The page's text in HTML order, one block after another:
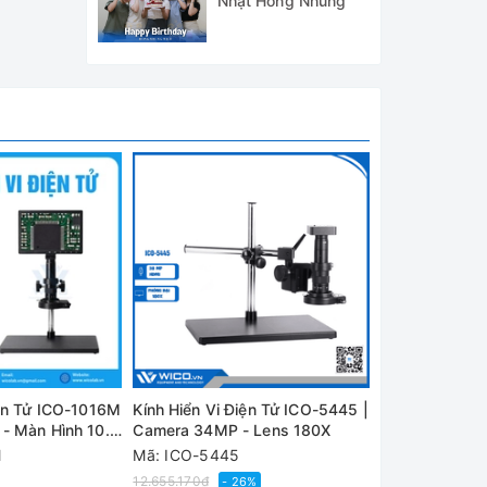
dụng
công
y tế,
Tử ICO-1016M
- Màn Hình 10.1
Kính Hiển Vi Điện Tử ICO-5445 |
Camera 34MP - Lens 180X
Mã: ICO-5445
12.655.170₫ - 26%